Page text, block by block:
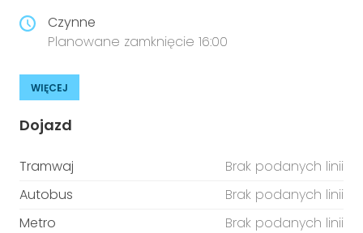
Czynne
Planowane zamknięcie 16:00
WIĘCEJ
Dojazd
Tramwaj
Brak podanych linii
Autobus
Brak podanych linii
Metro
Brak podanych linii